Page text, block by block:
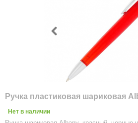
Ручка пластиковая шариковая
Нет в наличии